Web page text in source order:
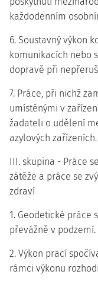
každodenním
6. Soustavný výkon
komunikacích nebo
dopravě při
7. Práce, při nichž
umístěnými v
žadateli o udělení
azylových zařízeních.
III. skupina - Práce
zátěže a práce se
zdraví
1. Geodetické práce
převážně v podzemí.
2. Výkon prací
rámci výkonu